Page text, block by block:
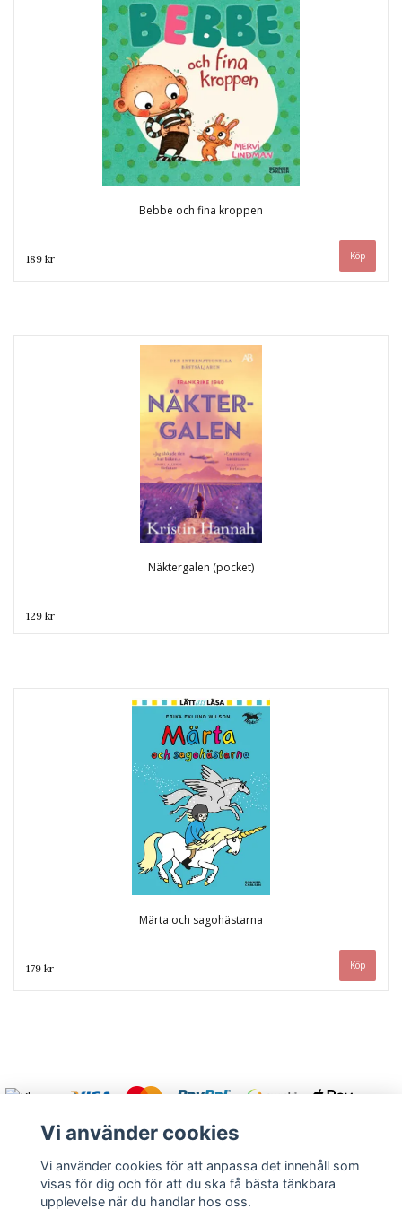
Bebbe och fina kroppen
189 kr
Näktergalen (pocket)
129 kr
Märta och sagohästarna
179 kr
Varmt välkommen att kontakta oss.
Vi använder cookies
Vi använder cookies för att anpassa det innehåll som
visas för dig och för att du ska få bästa tänkbara
upplevelse när du handlar hos oss.